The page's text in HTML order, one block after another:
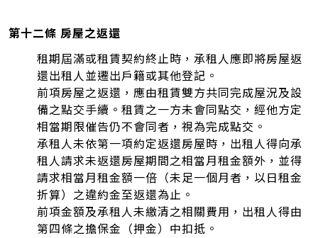
第十二條 房屋之返還
租期屆滿或租賃契約終止時，承租人應即將房屋返
還出租人並遷出戶籍或其他登記。
前項房屋之返還，應由租賃雙方共同完成屋況及設
備之點交手續。租賃之一方未會同點交，經他方定
相當期限催告仍不會同者，視為完成點交。
承租人未依第一項約定返還房屋時，出租人得向承
租人請求未返還房屋期間之相當月租金額外，並得
請求相當月租金額一倍（未足一個月者，以日租金
折算）之違約金至返還為止。
前項金額及承租人未繳清之相關費用，出租人得由
第四條之擔保金（押金）中扣抵。